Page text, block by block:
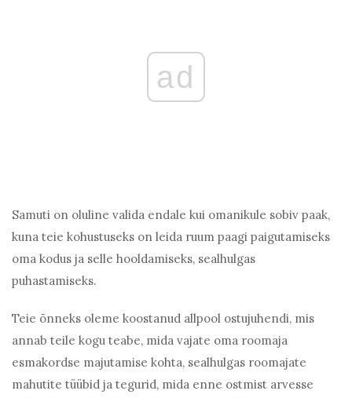
ad
Samuti on oluline valida endale kui omanikule sobiv paak,
kuna teie kohustuseks on leida ruum paagi paigutamiseks
oma kodus ja selle hooldamiseks, sealhulgas
puhastamiseks.
Teie õnneks oleme koostanud allpool ostujuhendi, mis
annab teile kogu teabe, mida vajate oma roomaja
esmakordse majutamise kohta, sealhulgas roomajate
mahutite tüübid ja tegurid, mida enne ostmist arvesse